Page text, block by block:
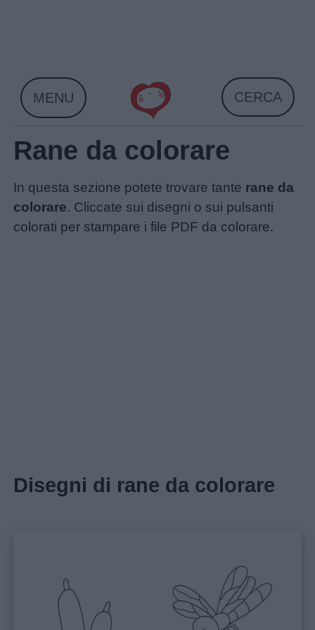
MENU CERCA
Rane da colorare
In questa sezione potete trovare tante rane da
colorare. Cliccate sui disegni o sui pulsanti
colorati per stampare i file PDF da colorare.
Disegni di rane da colorare